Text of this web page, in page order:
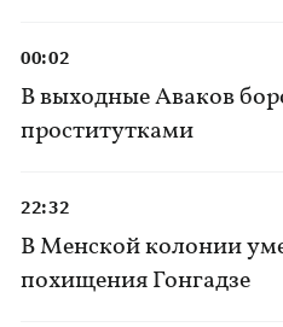
В выходные Аваков
проститутками
00:02
В Менской колонии
похищения Гонгадзе
22:32